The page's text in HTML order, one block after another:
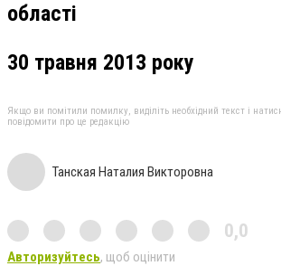
області
30 травня 2013 року
Якщо ви помітили помилку, виділіть необхідний текст і
повідомити про це редакцію
Танская Наталия Викторовна
0,0
Авторизуйтесь, щоб оцінити